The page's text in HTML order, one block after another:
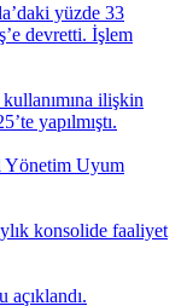
yüzde 33
devretti. İşlem
ilişkin
yapılmıştı.
Yönetim Uyum
konsolide faaliyet
açıklandı.